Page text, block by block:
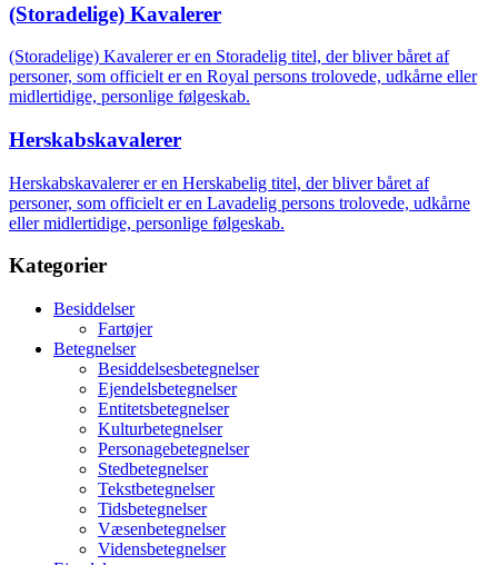
(Storadelige) Kavalerer
(Storadelige) Kavalerer er en Storadelig titel, der bliver båret af
personer, som officielt er en Royal persons trolovede, udkårne eller
midlertidige, personlige følgeskab.
Herskabskavalerer
Herskabskavalerer er en Herskabelig titel, der bliver båret af
personer, som officielt er en Lavadelig persons trolovede, udkårne
eller midlertidige, personlige følgeskab.
Kategorier
Besiddelser
Fartøjer
Betegnelser
Besiddelsesbetegnelser
Ejendelsbetegnelser
Entitetsbetegnelser
Kulturbetegnelser
Personagebetegnelser
Stedbetegnelser
Tekstbetegnelser
Tidsbetegnelser
Væsenbetegnelser
Vidensbetegnelser